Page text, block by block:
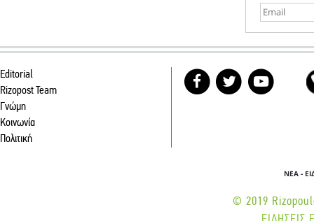
Editorial
Rizopost Team
Γνώμη
Κοινωνία
Πολιτική
ΝΕΑ -
© 2019